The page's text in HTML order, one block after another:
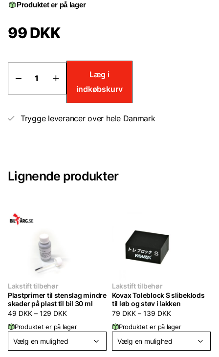
Produktet er på lager
99DKK
Poleringssæt
sandblæsning
og
Læg i
indkøbskurv
Trygge leverancer over hele Danmark
Lignende produkter
Lakstift tilbehør
Plastprimer til stenslag mindre
skader på plast til bil 30 ml
49 DKK – 129 DKKPrisinterval:
til
Produktet er på lager
Lakstift tilbehør
Kovax Toleblock S slibeklods
til løb og støv i lakken
79 DKK – 139 DKKPrisinterval:
til
Produktet er på lager